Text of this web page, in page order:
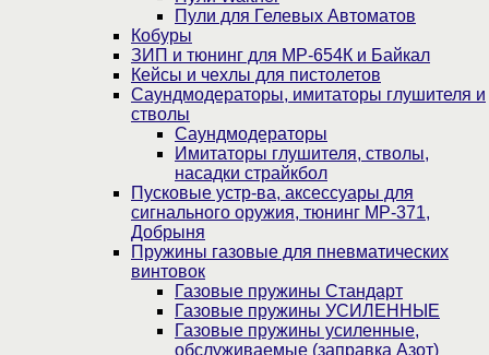
Пули для Гелевых Автоматов
Кобуры
ЗИП и тюнинг для МР-654К и Байкал
Кейсы и чехлы для пистолетов
Саундмодераторы, имитаторы глушителя и
стволы
Саундмодераторы
Имитаторы глушителя, стволы,
насадки страйкбол
Пусковые устр-ва, аксессуары для
сигнального оружия, тюнинг МР-371,
Добрыня
Пружины газовые для пневматических
винтовок
Газовые пружины Стандарт
Газовые пружины УСИЛЕННЫЕ
Газовые пружины усиленные,
обслуживаемые (заправка Азот)